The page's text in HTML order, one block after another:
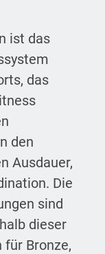
ist das
das
den
Ausdauer,
Die
sind
dieser
Bronze,